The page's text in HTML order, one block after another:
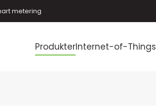
metering
ProdukterInternet-of-Things